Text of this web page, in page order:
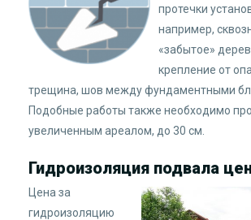
протечки
например,
«забытое»
крепление от
трещина, шов между фундаментными
Подобные работы также необходимо
увеличенным ареалом, до 30 см.
Гидроизоляция подвала
Цена за
гидроизоляцию